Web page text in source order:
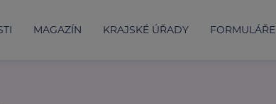
MAGAZÍN KRAJSKÉ ÚŘADY FORMULÁŘE